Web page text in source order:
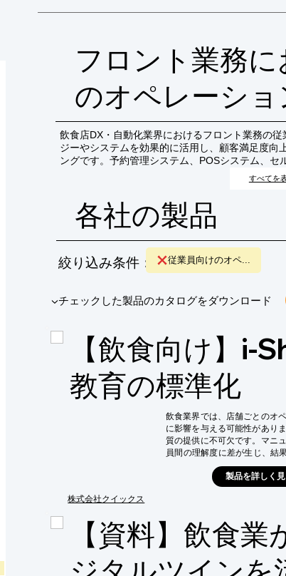
フロント業務
のオペレーショ
飲食店DX・自動化業界におけるフロント業務の
ジーやシステムを効果的に活用し、顧客満足度向
ングです。予約管理システム、POSシステム、セ
どの操作方法、トラブルシューティング、そして
すべてを
各社の製品
絞り込み条件： 従業員向けのオペ...
​▼チェックした製品のカタログをダウンロード
【飲食向け】i-
教育の標準化
株式会社クイックス
飲食業界では、店舗ごとのオ
に影響を与える可能性があり
質の提供に不可欠です。マニ
員間の理解度に差が生じ、結
Share DXは、マニュアルの
【活用シーン】
・新人教育
【導入の効果】
・オペレーションの標準化に
・従業員のスキルアップ
製品を詳しく
【資料】飲食